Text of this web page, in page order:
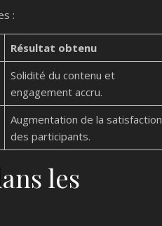
:
Résultat obtenu
Solidité du contenu et
engagement accru.
Augmentation de la satisfaction
des participants.
les